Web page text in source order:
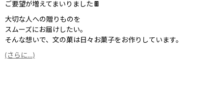
ご要望が増えてまいりました🍫
大切な人への贈りものを
スムーズにお届けしたい。
そんな想いで、文の菓は日々お菓子をお作りしています。
(さらに…)